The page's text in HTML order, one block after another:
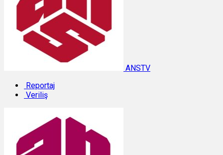
ANSTV
Reportaj
Veriliş